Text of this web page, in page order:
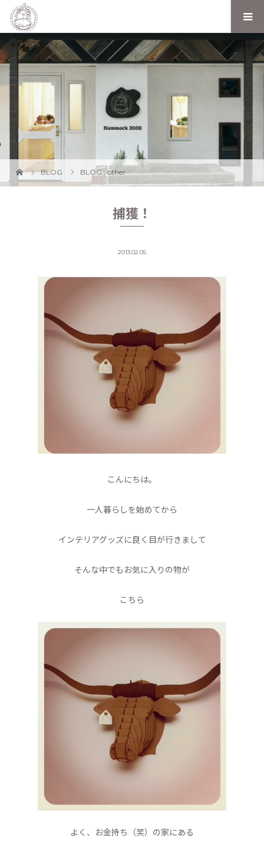
BLOG BLOG ,other
捕獲！
2013.02.05
こんにちは。
一人暮らしを始めてから
インテリアグッズに良く目が行きまして
そんな中でもお気に入りの物が
こちら
よく、お金持ち（笑）の家にある